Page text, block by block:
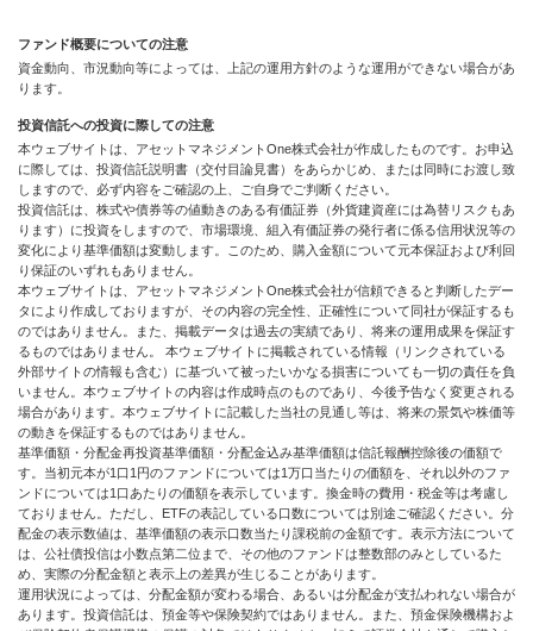
ファンド概要についての注意
資金動向、市況動向等によっては、上記の運用方針のような運用ができない場合があ
ります。
投資信託への投資に際しての注意
本ウェブサイトは、アセットマネジメントOne株式会社が作成したものです。お申込
に際しては、投資信託説明書（交付目論見書）をあらかじめ、または同時にお渡し致
しますので、必ず内容をご確認の上、ご自身でご判断ください。
投資信託は、株式や債券等の値動きのある有価証券（外貨建資産には為替リスクもあ
ります）に投資をしますので、市場環境、組入有価証券の発行者に係る信用状況等の
変化により基準価額は変動します。このため、購入金額について元本保証および利回
り保証のいずれもありません。
本ウェブサイトは、アセットマネジメントOne株式会社が信頼できると判断したデー
タにより作成しておりますが、その内容の完全性、正確性について同社が保証するも
のではありません。また、掲載データは過去の実績であり、将来の運用成果を保証す
るものではありません。 本ウェブサイトに掲載されている情報（リンクされている
外部サイトの情報も含む）に基づいて被ったいかなる損害についても一切の責任を負
いません。本ウェブサイトの内容は作成時点のものであり、今後予告なく変更される
場合があります。本ウェブサイトに記載した当社の見通し等は、将来の景気や株価等
の動きを保証するものではありません。
基準価額・分配金再投資基準価額・分配金込み基準価額は信託報酬控除後の価額で
す。当初元本が1口1円のファンドについては1万口当たりの価額を、それ以外のファ
ンドについては1口あたりの価額を表示しています。換金時の費用・税金等は考慮し
ておりません。ただし、ETFの表記している口数については別途ご確認ください。分
配金の表示数値は、基準価額の表示口数当たり課税前の金額です。表示方法について
は、公社債投信は小数点第二位まで、その他のファンドは整数部のみとしているた
め、実際の分配金額と表示上の差異が生じることがあります。
運用状況によっては、分配金額が変わる場合、あるいは分配金が支払われない場合が
あります。投資信託は、預金等や保険契約ではありません。また、預金保険機構およ